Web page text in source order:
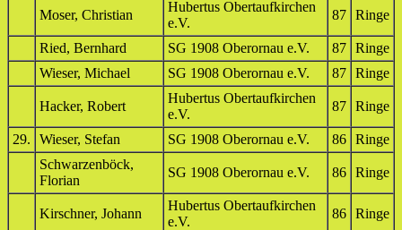
Moser, Christian
Hubertus Obertaufkirchen
e.V.
87 Ringe
Ried, Bernhard SG 1908 Oberornau e.V. 87 Ringe
Wieser, Michael
SG 1908 Oberornau e.V. 87 Ringe
Hacker, Robert
Hubertus Obertaufkirchen
e.V.
87 Ringe
29. Wieser, Stefan SG 1908 Oberornau e.V. 86 Ringe
Schwarzenböck,
Florian
SG 1908 Oberornau e.V. 86 Ringe
Kirschner, Johann
Hubertus Obertaufkirchen
e.V.
86 Ringe